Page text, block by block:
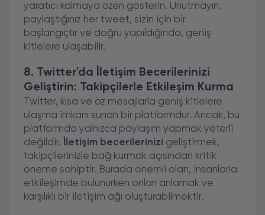
yaratıcı kalmaya özen gösterin. Unutmayın,
paylaştığınız her tweet, sizin için bir
başlangıçtır ve doğru yapıldığında, geniş
kitlelere ulaşabilir.
8. Twitter'da İletişim Becerilerinizi
Geliştirin: Takipçilerle Etkileşim Kurma
Twitter, kısa ve öz mesajlarla geniş kitlelere
ulaşma imkanı sunan bir platformdur. Ancak, bu
platformda yalnızca paylaşım yapmak yeterli
değildir.
İletişim becerilerinizi geliştirmek,
takipçilerinizle bağ kurmak açısından kritik
öneme sahiptir. Burada önemli olan, insanlarla
etkileşimde bulunurken onları anlamak ve
karşılıklı bir iletişim ağı oluşturabilmektir.